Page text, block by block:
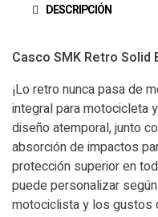
DESCRIPCIÓN
Casco SMK Retro Solid
¡Lo retro nunca pasa de
integral para motocicleta
diseño atemporal, junto
absorción de impactos
protección superior en
puede personalizar
motociclista y los gustos